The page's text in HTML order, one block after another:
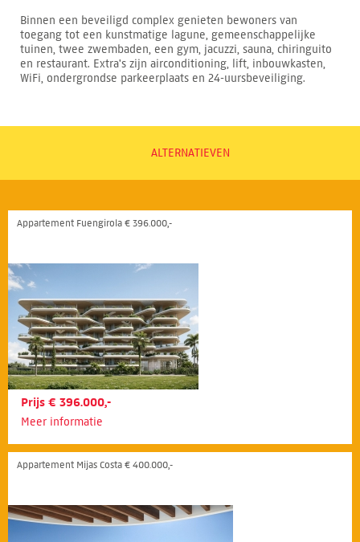
Binnen een beveiligd complex genieten bewoners van
toegang tot een kunstmatige lagune, gemeenschappelijke
tuinen, twee zwembaden, een gym, jacuzzi, sauna, chiringuito
en restaurant. Extra's zijn airconditioning, lift, inbouwkasten,
WiFi, ondergrondse parkeerplaats en 24-uursbeveiliging.
ALTERNATIEVEN
Appartement Fuengirola € 396.000,-
Prijs € 396.000,-
Meer informatie
Appartement Mijas Costa € 400.000,-